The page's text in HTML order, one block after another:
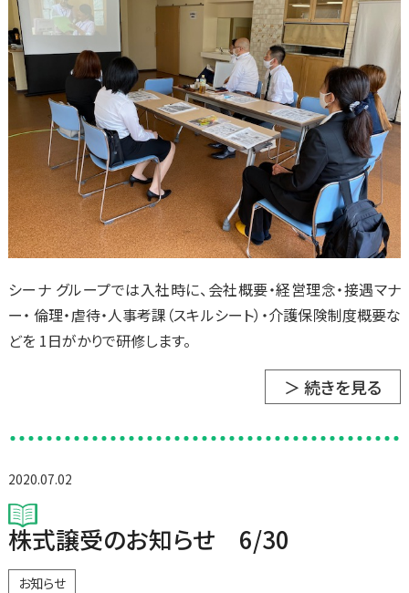
シーナ グループでは入社時に、会社概要・経営理念・接遇マナ
ー・ 倫理・虐待・人事考課（スキルシート）・介護保険制度概要な
どを 1日がかりで研修します。
＞ 続きを見る
2020.07.02
株式譲受のお知らせ 6/30
お知らせ